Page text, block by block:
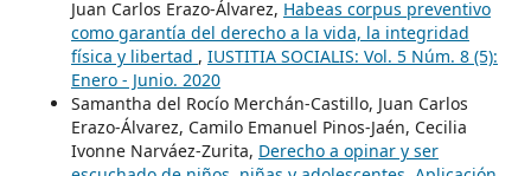
Juan Carlos Erazo-Álvarez, Habeas corpus preventivo
como garantía del derecho a la vida, la integridad
física y libertad , IUSTITIA SOCIALIS: Vol. 5 Núm. 8 (5):
Enero - Junio. 2020
Samantha del Rocío Merchán-Castillo, Juan Carlos
Erazo-Álvarez, Camilo Emanuel Pinos-Jaén, Cecilia
Ivonne Narváez-Zurita, Derecho a opinar y ser